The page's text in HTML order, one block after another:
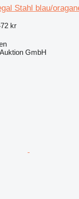
Stahl blau/
kr
GmbH